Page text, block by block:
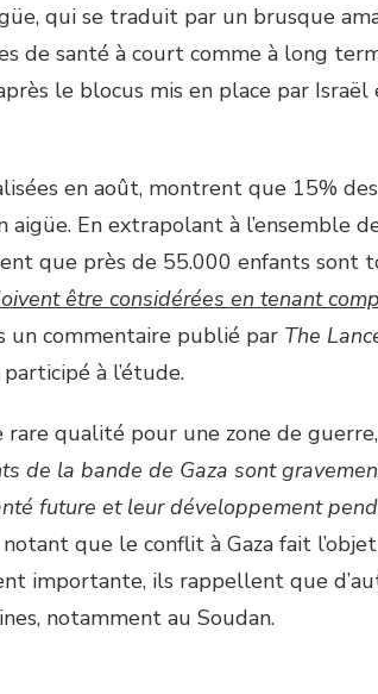
qui se traduit par un brusque
de santé à court comme à long
le blocus mis en place par
en août, montrent que 15%
En extrapolant à l’ensemble
que près de 55.000 enfants sont
être considérées en tenant
un commentaire publié par The
à l’étude.
rare qualité pour une zone de
de la bande de Gaza sont
future et leur développement
notant que le conflit à Gaza fait
importante, ils rappellent que
notamment au Soudan.